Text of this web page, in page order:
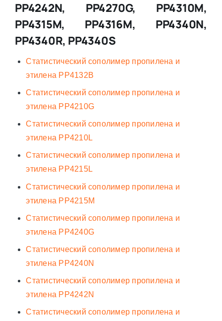
PP4242N, PP4270G, PP4310M,
PP4315M, PP4316M, PP4340N,
PP4340R, PP4340S
Статистический сополимер пропилена и
этилена PP4132B
Статистический сополимер пропилена и
этилена PP4210G
Статистический сополимер пропилена и
этилена PP4210L
Статистический сополимер пропилена и
этилена PP4215L
Статистический сополимер пропилена и
этилена PP4215M
Статистический сополимер пропилена и
этилена PP4240G
Статистический сополимер пропилена и
этилена PP4240N
Статистический сополимер пропилена и
этилена PP4242N
Статистический сополимер пропилена и